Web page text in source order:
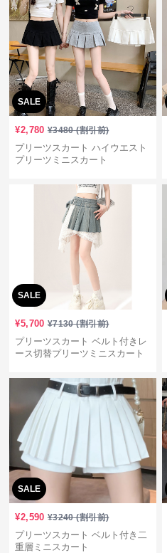
SALE
¥2,780 ¥3480(割引前)
プリーツスカート ハイウエスト
プリーツミニスカート
SALE
¥5,700 ¥7130(割引前)
プリーツスカート ベルト付きレ
ース切替プリーツミニスカート
SALE
¥2,590 ¥3240(割引前)
プリーツスカート ベルト付き二
重層ミニスカート